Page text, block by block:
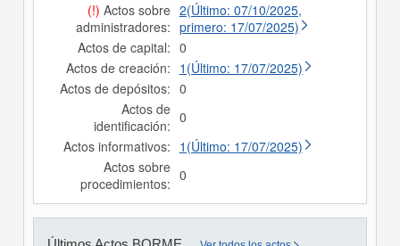
(!) Actos sobre
administradores:
2(Último: 07/10/2025,
primero: 17/07/2025)
Actos de capital: 0
Actos de creación: 1(Último: 17/07/2025)
Actos de depósitos: 0
Actos de
identificación: 0
Actos informativos: 1(Último: 17/07/2025)
Actos sobre
procedimientos: 0